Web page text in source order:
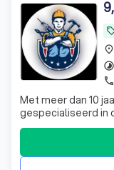
Met meer dan 10
gespecialiseerd in
verwarming. Onze
scala aan
Wij leveren
persoonlijke
place
timelapse
phone